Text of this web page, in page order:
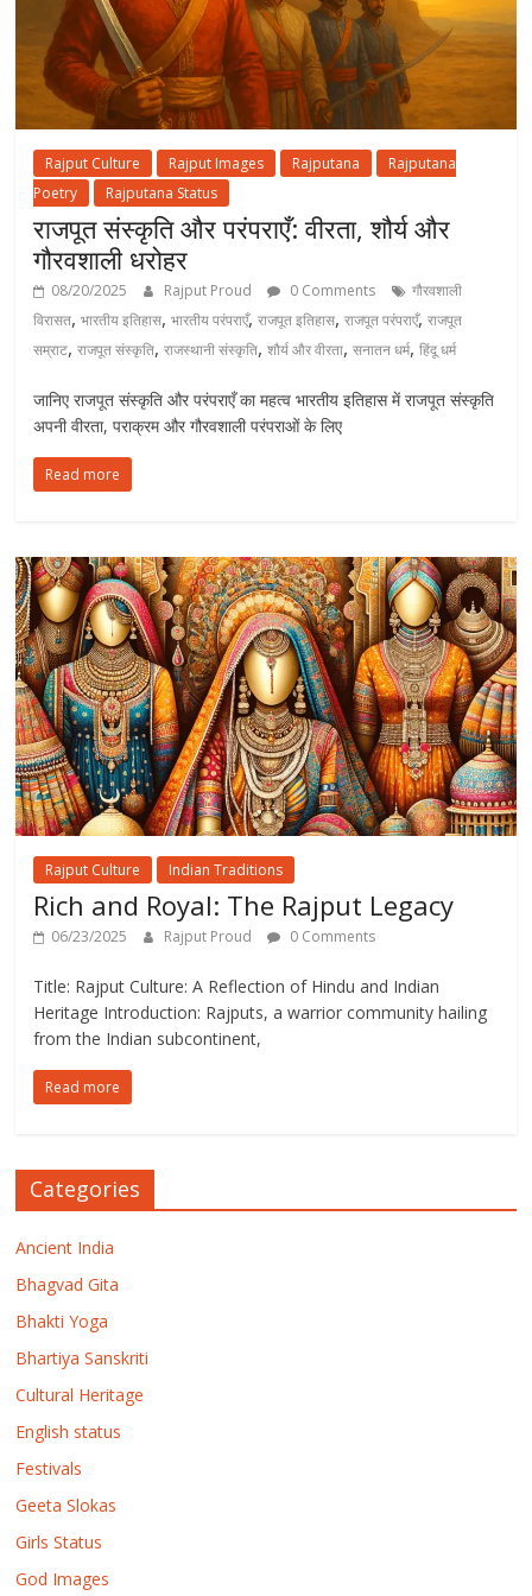
Rajput Culture Rajput Images Rajputana
Rajputana
Poetry
Rajputana Status
राजपूत संस्कृति और परंपराएँ: वीरता, शौर्य और
गौरवशाली धरोहर
08/20/2025 Rajput Proud 0 Comments
गौरवशाली
विरासत,भारतीय इतिहास,भारतीय परंपराएँ,राजपूत इतिहास,राजपूत परंपराएँ,राजपूत
सम्राट,राजपूत संस्कृति,राजस्थानी संस्कृति,शौर्य और वीरता,सनातन धर्म,हिंदू धर्म
जानिए राजपूत संस्कृति और परंपराएँ का महत्व भारतीय इतिहास में राजपूत संस्कृति
अपनी वीरता, पराक्रम और गौरवशाली परंपराओं के लिए
Read more
Rajput Culture Indian Traditions
Rich and Royal: The Rajput Legacy
06/23/2025 Rajput Proud 0 Comments
Title: Rajput Culture: A Reflection of Hindu and Indian
Heritage Introduction: Rajputs, a warrior community hailing
from the Indian subcontinent,
Read more
Categories
Ancient India
Bhagvad Gita
Bhakti Yoga
Bhartiya Sanskriti
Cultural Heritage
English status
Festivals
Geeta Slokas
Girls Status
God Images